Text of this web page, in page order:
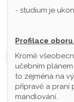
- studium je
Profilace
Kromě
učebním
to zejména na
přípravě a praní
mandlování.